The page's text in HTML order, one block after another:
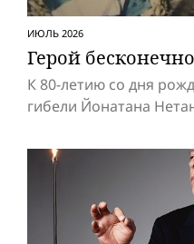
ИЮЛЬ 2026
Герой
К 80-летию со дня
гибели Йонатана